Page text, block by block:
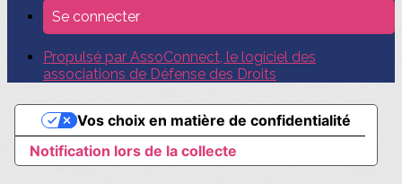
Se connecter
Propulsé par AssoConnect, le logiciel des
associations de Défense des Droits
Notification lors de la collecte
Vos choix en matière de confidentialité